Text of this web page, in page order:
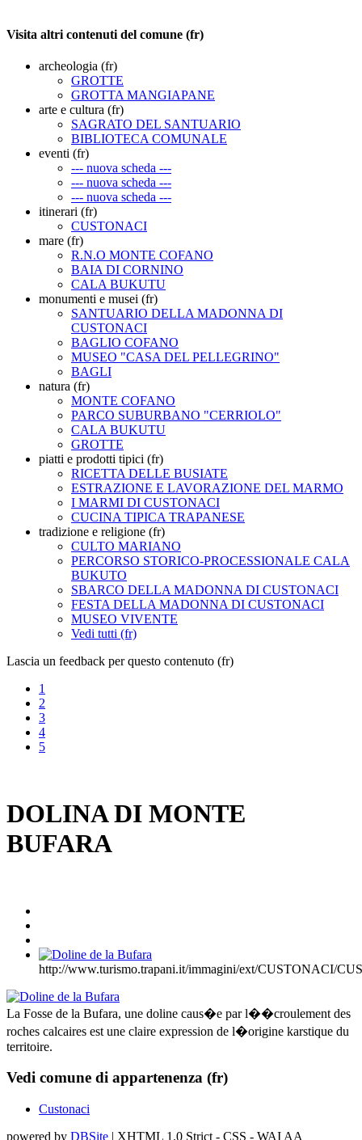
Visita altri contenuti del comune (fr)
archeologia (fr)
GROTTE
GROTTA MANGIAPANE
arte e cultura (fr)
SAGRATO DEL SANTUARIO
BIBLIOTECA COMUNALE
eventi (fr)
--- nuova scheda ---
--- nuova scheda ---
--- nuova scheda ---
itinerari (fr)
CUSTONACI
mare (fr)
R.N.O MONTE COFANO
BAIA DI CORNINO
CALA BUKUTU
monumenti e musei (fr)
SANTUARIO DELLA MADONNA DI
CUSTONACI
BAGLIO COFANO
MUSEO "CASA DEL PELLEGRINO"
BAGLI
natura (fr)
MONTE COFANO
PARCO SUBURBANO "CERRIOLO"
CALA BUKUTU
GROTTE
piatti e prodotti tipici (fr)
RICETTA DELLE BUSIATE
ESTRAZIONE E LAVORAZIONE DEL MARMO
I MARMI DI CUSTONACI
CUCINA TIPICA TRAPANESE
tradizione e religione (fr)
CULTO MARIANO
PERCORSO STORICO-PROCESSIONALE CALA
BUKUTO
SBARCO DELLA MADONNA DI CUSTONACI
FESTA DELLA MADONNA DI CUSTONACI
MUSEO VIVENTE
Vedi tutti (fr)
Lascia un feedback per questo contenuto (fr)
1
2
3
4
5
DOLINA DI MONTE
BUFARA
http://www.turismo.trapani.it/immagini/ext/CUSTONACI/
La Fosse de la Bufara, une doline caus�e par l��croulement des
roches calcaires est une claire expression de l�origine karstique du
territoire.
Vedi comune di appartenenza (fr)
Custonaci
powered by DBSite | XHTML 1.0 Strict - CSS - WAI AA